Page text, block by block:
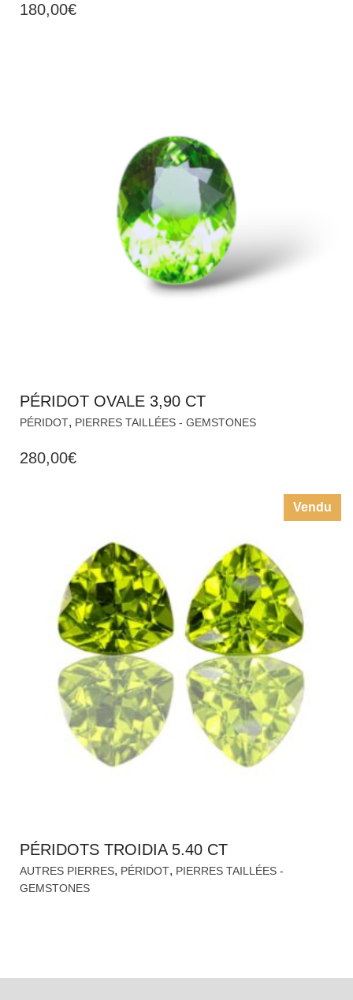
180,00€
PÉRIDOT OVALE 3,90 CT
PÉRIDOT, PIERRES TAILLÉES - GEMSTONES
280,00€
Vendu
PÉRIDOTS TROIDIA 5.40 CT
AUTRES PIERRES, PÉRIDOT, PIERRES TAILLÉES -
GEMSTONES